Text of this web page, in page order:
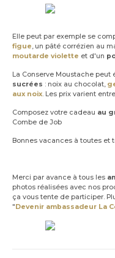
Elle peut par exemple se
figue, un pâté corrézien au
moutarde violette et d'un
La Conserve Moustache
sucrées : noix au chocolat,
aux noix. Les prix varient
Composez votre cadeau au
Combe de Job
Bonnes vacances à toutes et
Merci par avance à tous les
photos réalisées avec nos
ça vous tente de participer.
"Devenir ambassadeur La